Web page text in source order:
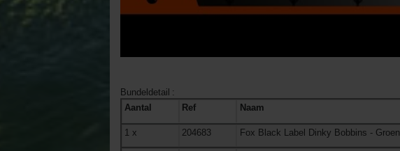
Bundeldetail :
Aantal
Ref Naam
1 x 204683 Fox Black Label Dinky Bobbins - Groen